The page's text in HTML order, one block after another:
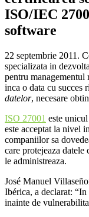
ISO/IEC
software
22 septembrie 2011.
specializata in
pentru managementul
inca o data cu succes
datelor, necesare
ISO 27001 este
este acceptat la nivel
companiilor sa
care protejeaza
le administreaza.
José Manuel
Ibérica, a declarat:
inainte de